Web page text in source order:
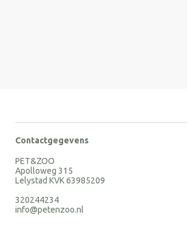
Contactgegevens
PET&ZOO
Apolloweg 315
Lelystad KVK 63985209
320244234
info@petenzoo.nl